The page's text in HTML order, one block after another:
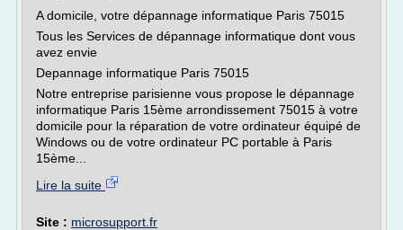
A domicile, votre dépannage informatique Paris 75015
Tous les Services de dépannage informatique dont vous
avez envie
Depannage informatique Paris 75015
Notre entreprise parisienne vous propose le dépannage
informatique Paris 15ème arrondissement 75015 à votre
domicile pour la réparation de votre ordinateur équipé de
Windows ou de votre ordinateur PC portable à Paris
15ème...
Lire la suite
Site : microsupport.fr